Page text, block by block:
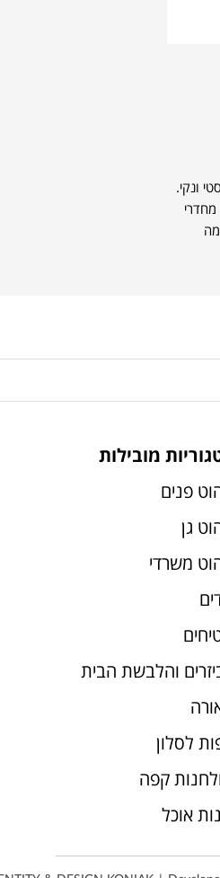
ונקי.
מובילות
פנים
גן
משרדי
והלבשת הבית
לסלון
קפה
אוכל